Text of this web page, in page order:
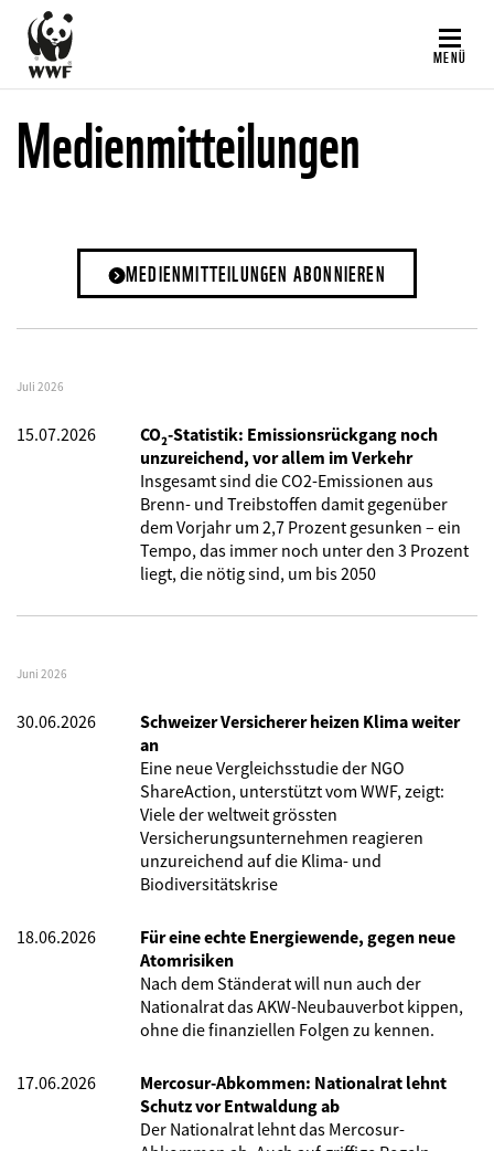
Direkt
zum
Inhalt
MENÜ
Medienmitteilungen
MEDIENMITTEILUNGEN ABONNIEREN
Juli 2026
15.07.2026
CO₂-Statistik: Emissionsrückgang noch
unzureichend, vor allem im Verkehr
Insgesamt sind die CO2-Emissionen aus
Brenn- und Treibstoffen damit gegenüber
dem Vorjahr um 2,7 Prozent gesunken – ein
Tempo, das immer noch unter den 3 Prozent
liegt, die nötig sind, um bis 2050
Juni 2026
30.06.2026
Schweizer Versicherer heizen Klima weiter
an
Eine neue Vergleichsstudie der NGO
ShareAction, unterstützt vom WWF, zeigt:
Viele der weltweit grössten
Versicherungsunternehmen reagieren
unzureichend auf die Klima- und
Biodiversitätskrise
18.06.2026
Für eine echte Energiewende, gegen neue
Atomrisiken
Nach dem Ständerat will nun auch der
Nationalrat das AKW-Neubauverbot kippen,
ohne die finanziellen Folgen zu kennen.
17.06.2026
Mercosur-Abkommen: Nationalrat lehnt
Schutz vor Entwaldung ab
Der Nationalrat lehnt das Mercosur-